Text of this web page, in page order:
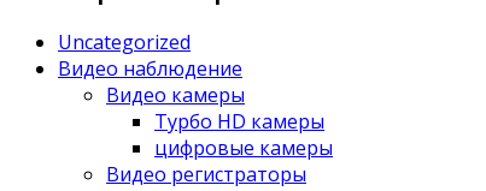
Uncategorized
Видео наблюдение
Видео камеры
Турбо HD камеры
цифровые камеры
Видео регистраторы